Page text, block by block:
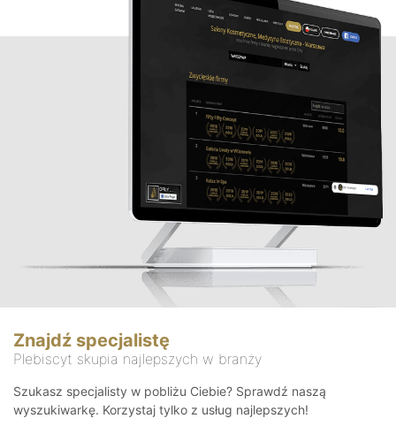
Znajdź specjalistę
Plebiscyt skupia najlepszych w branży
Szukasz specjalisty w pobliżu Ciebie? Sprawdź naszą
wyszukiwarkę. Korzystaj tylko z usług najlepszych!